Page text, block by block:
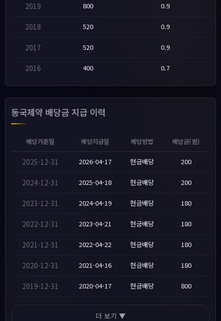
2019 800 0.9
2018 520 0.9
2017 520 0.9
2016 400 0.7
동국제약 배당금 지급 이력
배당기준일 배당지급일 배당방법 배당금(원)
2025-12-31 2026-04-17 현금배당 200
2024-12-31 2025-04-18 현금배당 200
2023-12-31 2024-04-19 현금배당 180
2022-12-31 2023-04-21 현금배당 180
2021-12-31 2022-04-22 현금배당 180
2020-12-31 2021-04-16 현금배당 180
2019-12-31 2020-04-17 현금배당 800
더 보기 ▼